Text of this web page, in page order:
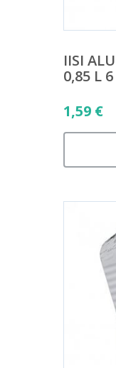
IISI
0,85 L
1,59 €